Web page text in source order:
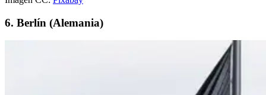
6. Berlín (Alemania)